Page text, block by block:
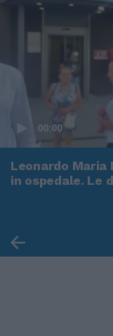
00:00
Leonardo Maria
in ospedale. Le